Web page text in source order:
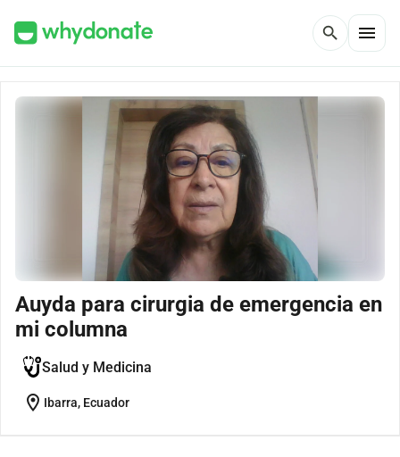
search menu
Auyda para cirurgia de emergencia en
mi columna
Salud y Medicina
location_on Ibarra, Ecuador